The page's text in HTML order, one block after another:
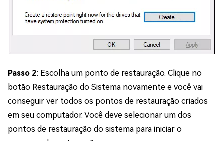
Passo 2: Escolha um ponto de restauração. Clique no
botão Restauração do Sistema novamente e você vai
conseguir ver todos os pontos de restauração criados
em seu computador. Você deve selecionar um dos
pontos de restauração do sistema para iniciar o